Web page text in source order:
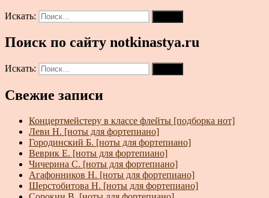
Искать:
Поиск по сайту notkinastya.ru
Искать:
Свежие записи
Концертмейстеру в классе флейты [подборка нот]
Леви Н. [ноты для фортепиано]
Городинский Б. [ноты для фортепиано]
Веврик Е. [ноты для фортепиано]
Чичерина С. [ноты для фортепиано]
Агафонников Н. [ноты для фортепиано]
Шерстобитова Н. [ноты для фортепиано]